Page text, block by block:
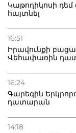
Կաթողիկոսի
հայտնել
16:51
Իրավունքի
Վեհափառին
16:24
Գարեգին
դատարան
14:18